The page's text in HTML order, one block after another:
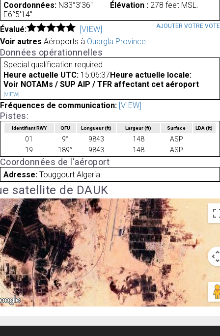
Coordonnées: N33°3'36"
E6°5'14"
Élévation : 278 feet MSL.
Évalué: [VIEW] AJOUTER VOTRE VOTE
Voir autres Aéroports à Ouargla Province
Données opérationnelles
Special qualification required
Heure actuelle UTC: 15:06:37 Heure actuelle locale:
Voir NOTAMs / SUP AIP / TFR affectant cet aéroport
[VIEW]
Fréquences de communication: [VIEW]
Pistes:
Identifiant RWY QFU Longueur(ft) Largeur(ft) Surface LDA(ft)
01 9° 9843 148
ASP
19
189° 9843 148 ASP
Coordonnées de l'aéroport
Adresse: Touggourt Algeria
satellite de DAUK